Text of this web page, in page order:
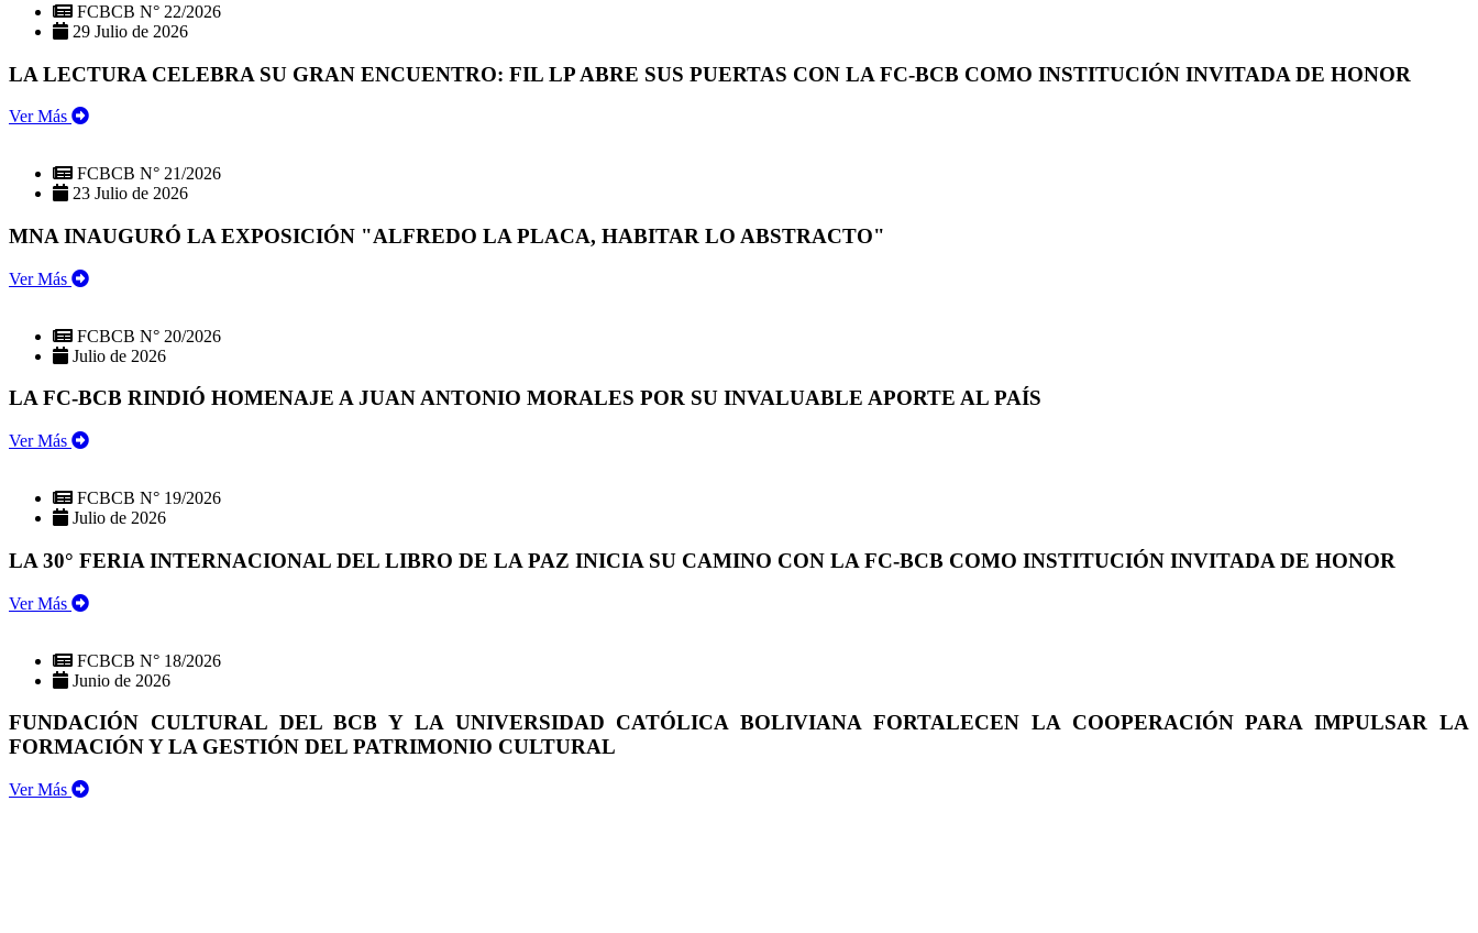
FCBCB N° 22/2026
29 Julio de 2026
LA LECTURA CELEBRA SU GRAN ENCUENTRO: FIL LP ABRE SUS PUERTAS CON LA FC-BCB COMO INSTITUCIÓN INVITADA DE HONOR
Ver Más
FCBCB N° 21/2026
23 Julio de 2026
MNA INAUGURÓ LA EXPOSICIÓN "ALFREDO LA PLACA, HABITAR LO ABSTRACTO"
Ver Más
FCBCB N° 20/2026
Julio de 2026
LA FC-BCB RINDIÓ HOMENAJE A JUAN ANTONIO MORALES POR SU INVALUABLE APORTE AL PAÍS
Ver Más
FCBCB N° 19/2026
Julio de 2026
LA 30° FERIA INTERNACIONAL DEL LIBRO DE LA PAZ INICIA SU CAMINO CON LA FC-BCB COMO INSTITUCIÓN INVITADA DE HONOR
Ver Más
FCBCB N° 18/2026
Junio de 2026
FUNDACIÓN CULTURAL DEL BCB Y LA UNIVERSIDAD CATÓLICA BOLIVIANA FORTALECEN LA COOPERACIÓN PARA IMPULSAR LA
FORMACIÓN Y LA GESTIÓN DEL PATRIMONIO CULTURAL
Ver Más